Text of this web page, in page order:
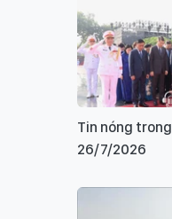
Tin nóng
26/7/2026